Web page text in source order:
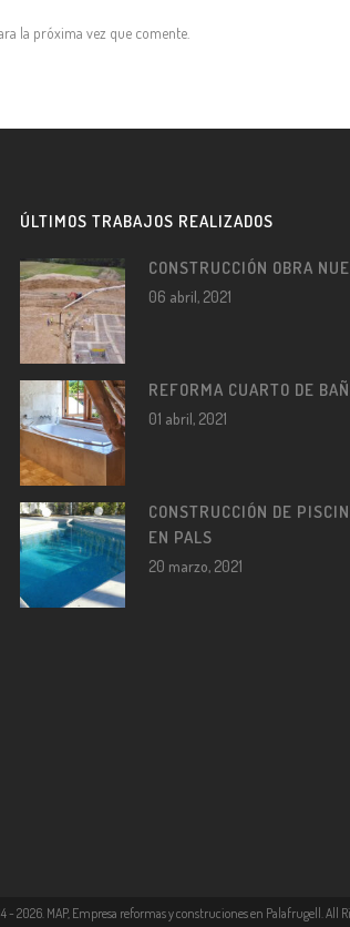
la próxima vez que comente.
ÚLTIMOS TRABAJOS REALIZADOS
CONSTRUCCIÓN OBRA
06 abril, 2021
REFORMA CUARTO DE
01 abril, 2021
CONSTRUCCIÓN DE
EN PALS
20 marzo, 2021
-2026. MAP, Empresa reformas y construciones en Palafrugell. All